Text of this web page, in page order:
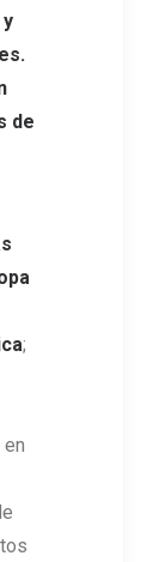
de
;